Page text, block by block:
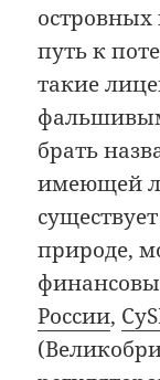
путь к
такие
брать
имеющей
природе,
России,